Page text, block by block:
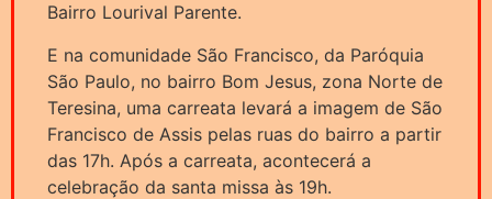
Bairro Lourival Parente.
E na comunidade São Francisco, da Paróquia
São Paulo, no bairro Bom Jesus, zona Norte de
Teresina, uma carreata levará a imagem de São
Francisco de Assis pelas ruas do bairro a partir
das 17h. Após a carreata, acontecerá a
celebração da santa missa às 19h.